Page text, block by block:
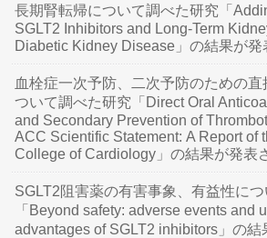
長期腎転帰について調べた研究「
SGLT2 Inhibitors and Long-Term
Diabetic Kidney Disease」の結果が発
血栓症一次予防、二次予防のための直
ついて調べた研究「Direct Oral
and Secondary Prevention of
ACC Scientific Statement: A Report of
College of Cardiology」の結果が発表
SGLT2阻害薬の有害事象、有益性に
「Beyond safety: adverse events and
advantages of SGLT2 inhibitors」の結